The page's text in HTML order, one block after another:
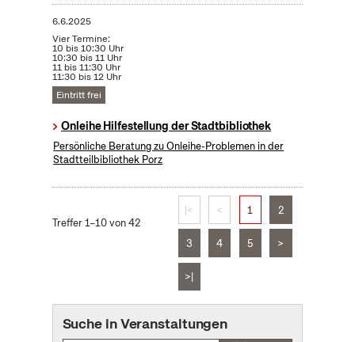
6.6.2025
Vier Termine:
10 bis 10:30 Uhr
10:30 bis 11 Uhr
11 bis 11:30 Uhr
11:30 bis 12 Uhr
Eintritt frei
Onleihe Hilfestellung der Stadtbibliothek
Persönliche Beratung zu Onleihe-Problemen in der
Stadtteilbibliothek Porz
Treffer 1–10 von 42
|< < 1 2
3 4 5 >
>|
Suche in Veranstaltungen